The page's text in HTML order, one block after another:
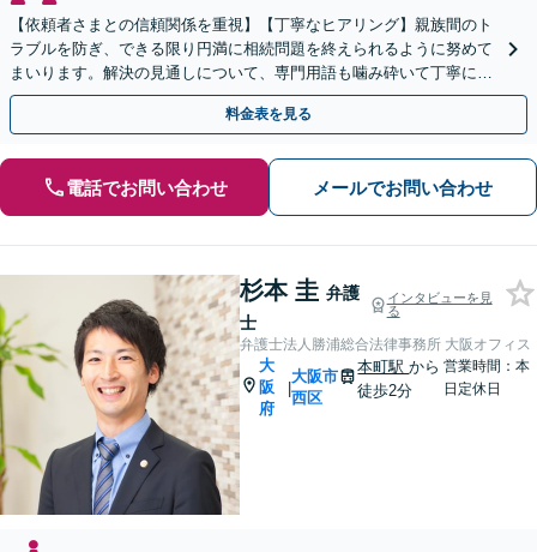
【依頼者さまとの信頼関係を重視】【丁寧なヒアリング】親族間のト
ラブルを防ぎ、できる限り円満に相続問題を終えられるように努めて
まいります。解決の見通しについて、専門用語も噛み砕いて丁寧にご
説明しますので、お困りの際は一度ご相談ください。
料金表を見る
電話でお問い合わせ メールでお問い合わせ
杉本 圭 弁護
士
インタビューを見
る
弁護士法人勝浦総合法律事務所 大阪オフィス
大
阪
府
|
大阪市
西区
本町駅から
徒歩2分
営業時間：本
日定休日